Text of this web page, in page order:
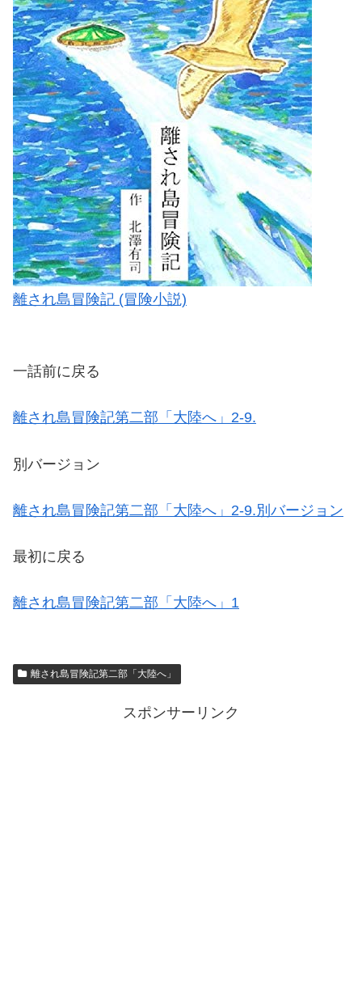
離され島冒険記 (冒険小説)
一話前に戻る
離され島冒険記第二部「大陸へ」2-9.
別バージョン
離され島冒険記第二部「大陸へ」2-9.別バージョン
最初に戻る
離され島冒険記第二部「大陸へ」1
離され島冒険記第二部「大陸へ」
スポンサーリンク